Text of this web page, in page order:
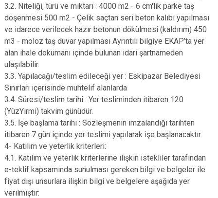
3.2. Niteliği, türü ve miktarı : 4000 m2 - 6 cm'lik parke taş
döşenmesi 500 m2 - Çelik saçtan seri beton kalıbı yapılması
ve idarece verilecek hazır betonun dökülmesi (kaldırım) 450
m3 - moloz taş duvar yapılması Ayrıntılı bilgiye EKAP’ta yer
alan ihale dokümanı içinde bulunan idari şartnameden
ulaşılabilir.
3.3. Yapılacağı/teslim edileceği yer : Eskipazar Belediyesi
Sınırları içerisinde muhtelif alanlarda
3.4. Süresi/teslim tarihi : Yer tesliminden itibaren 120
(YüzYirmi) takvim günüdür.
3.5. İşe başlama tarihi : Sözleşmenin imzalandığı tarihten
itibaren 7 gün içinde yer teslimi yapılarak işe başlanacaktır.
4- Katılım ve yeterlik kriterleri:
4.1. Katılım ve yeterlik kriterlerine ilişkin istekliler tarafından
e-teklif kapsamında sunulması gereken bilgi ve belgeler ile
fiyat dışı unsurlara ilişkin bilgi ve belgelere aşağıda yer
verilmiştir: